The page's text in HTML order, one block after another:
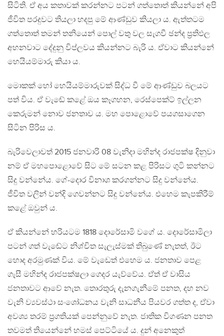
සිටිති. ඒ අය කතාවක් කරන්නට පටන් ගත්තොත් කියන්නේ අපි
ජීවිත පරදුවට තියලා හදපු මේ ආණ්ඩුව කියලා ය. ඇත්තටම
ගත්තොත් තමන් තනියෙන් පොල් වතු වල සැගවී ඡන්ද ප‍්‍රතිඵල
අහනවාට දේදුනු විප්ලවය කියන්නට බැරි ය. ඒවාට කියන්නේ
හෙයියම්මාරු කියා ය.
මොකක් හෝ හෙයියම්මාරුවක් සිද්ධ වී මේ ආණ්ඩුව බලයට
පත් විය. ඒ වැඬේ කළේ ඔය කෑගහන, රෙස්පෙක්ට් ඉල්ලන
කෙරුමන් නොව ජනතාව ය. මහ පොළොවේ පයගසාගෙන
සිටින පිරිස ය.
බැරිවෙලාවත් 2015 ජනවාරි 08 වැනිදා මහින්ද රාජපක්ෂ දිනුවා
නම් ඒ මහපොළොවේ සිට මේ සටන කළ පිරිසට ගුටි කන්නට
සිදු වන්නේය. ගේ-දොර විනාශ කරගන්නට සිදු වන්නේය.
ජීවිත වලින් වන්දි ගෙවන්නට සිදු වන්නේය. එහෙම කැපකිරීම්
කළේ ඔවුන් ය.
ඒ කියන්නේ හරියටම 1818 දොරේසාමි වගේ ය. දොරේසාමිලා
පටන් ගත් වැඬේට නිශ්චිත සැලැස්මක් තිබුණේ නැතත්, ඊට
හොද අරමුණක් විය. මේ වැඩෙත් එහෙම ය. ජනතාව පෙළ
ගැසී මහින්ද රාජපක්ෂලා ගෙදර යැව්වේය. ඒත් ඒ වාසිය
ජනතාවට ආවේ නැත. තොරතුරු දැනගැනීමේ පනත, දහ නව
වැනි ව්‍යවස්ථා සංශෝධනය වැනි සාධනීය පියවර ගත්ත ද, ඒවා
අවශ්‍ය තරම් ප‍්‍රගතියක් පෙන්නුවේ නැත. ජාතික විගණන පනත
තවමත් තියෙන්නේ හමස් පෙට්ටියේ ය. දුන් අනෙකුත්